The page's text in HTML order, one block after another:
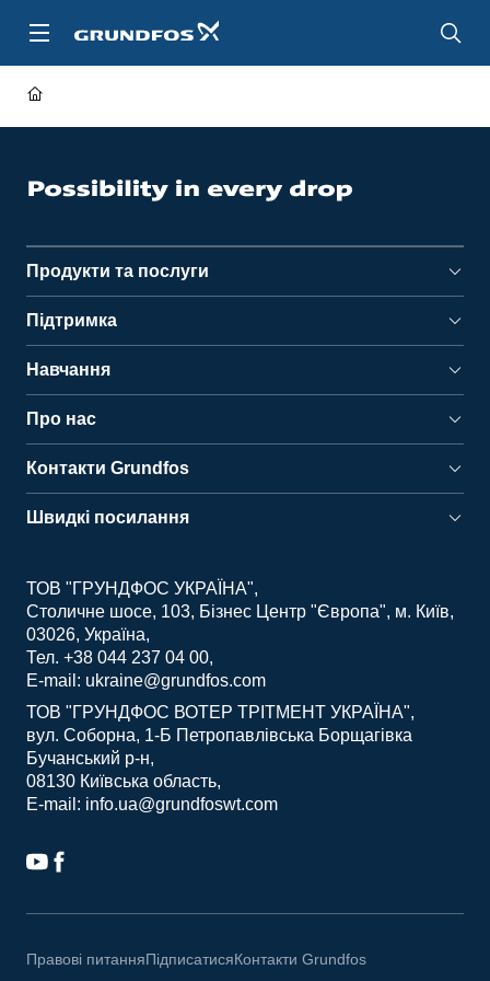
Продукти та послуги
Підтримка
Навчання
Про нас
Контакти Grundfos
Швидкі посилання
ТОВ "ГРУНДФОС УКРАЇНА"
Столичне шосе, 103, Бізнес Центр "Європа", м. Київ,
03026, Україна
Тел. +38 044 237 04 00
E-mail: ukraine@grundfos.com
ТОВ "ГРУНДФОС ВОТЕР ТРІТМЕНТ УКРАЇНА"
вул. Соборна, 1-Б Петропавлівська Борщагівка
Бучанський р-н
08130 Київська область
E-mail: info.ua@grundfoswt.com
Правові питанняПідписатисяКонтакти Grundfos